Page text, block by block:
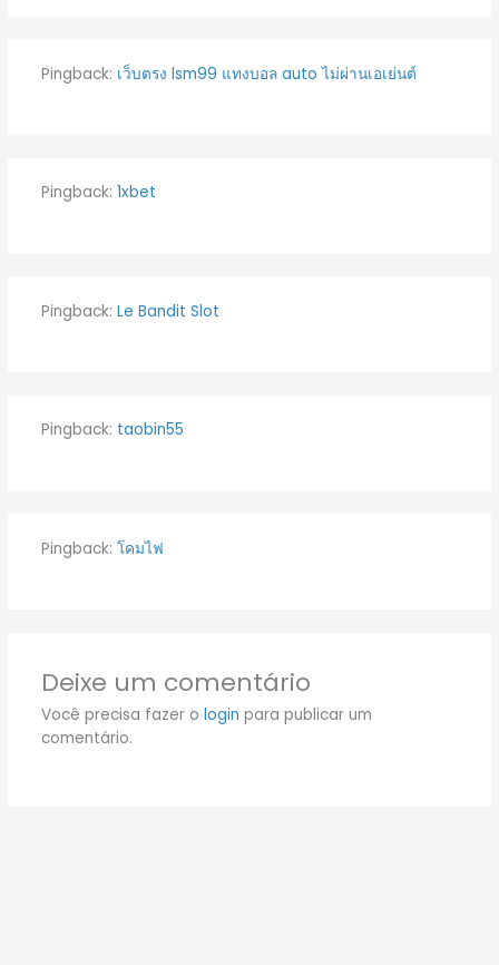
Pingback: เว็บตรง lsm99 แทงบอล auto ไม่ผ่านเอเย่นต์
Pingback: 1xbet
Pingback: Le Bandit Slot
Pingback: taobin55
Pingback: โคมไฟ
Deixe um comentário
Você precisa fazer o login para publicar um
comentário.